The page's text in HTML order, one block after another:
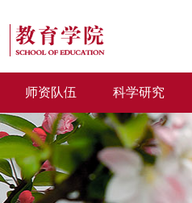
师资队伍 科学研究